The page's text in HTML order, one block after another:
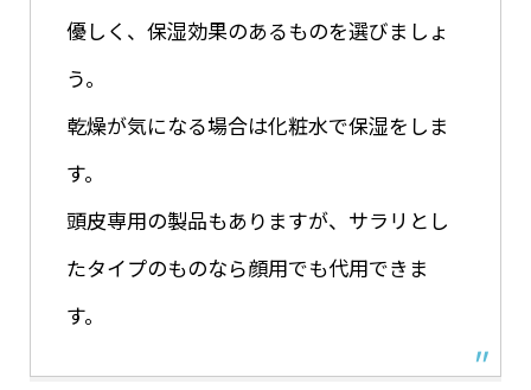
優しく、保湿効果のあるものを選びましょ
う。
乾燥が気になる場合は化粧水で保湿をしま
す。
頭皮専用の製品もありますが、サラリとし
たタイプのものなら顔用でも代用できま
す。